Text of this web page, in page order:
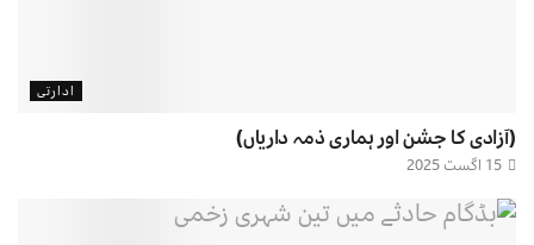
ادارتی
(آزادی کا جشن اور ہماری ذمہ داریاں)